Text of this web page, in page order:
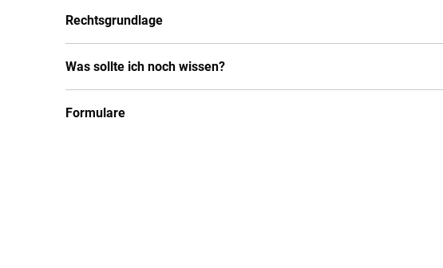
Rechtsgrundlage
Was sollte ich noch wissen?
Formulare